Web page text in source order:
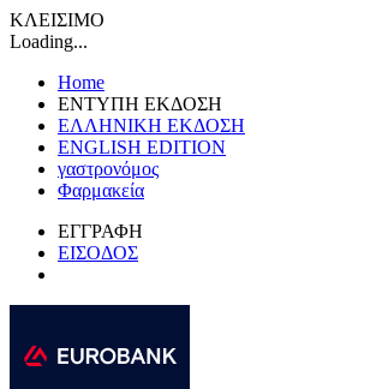
ΚΛΕΙΣΙΜΟ
Loading...
Home
ΕΝΤΥΠΗ ΕΚΔΟΣΗ
ΕΛΛΗΝΙΚΗ ΕΚΔΟΣΗ
ENGLISH EDITION
γαστρονόμος
Φαρμακεία
ΕΓΓΡΑΦΗ
ΕΙΣΟΔΟΣ